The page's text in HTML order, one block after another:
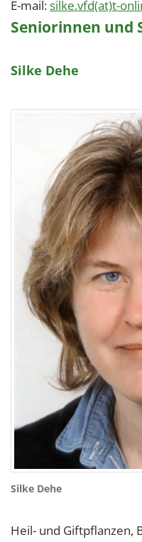
E-mail:silke.vfd(at)t-
Seniorinnen und
Silke Dehe
Silke Dehe
Heil- und Giftpflanzen,